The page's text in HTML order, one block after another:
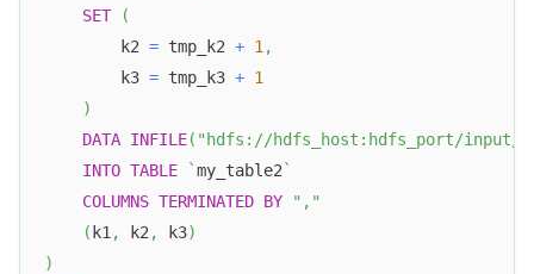
SET
(
        k2
= tmp_k2 + 1 ,
        k3
= tmp_k3 + 1
)
DATA INFILE( "hdfs://hdfs_host:hdfs_port/input/
INTO TABLE `my_table2 `
COLUMNS TERMINATED BY
","
( k1 , k2 , k3)
)